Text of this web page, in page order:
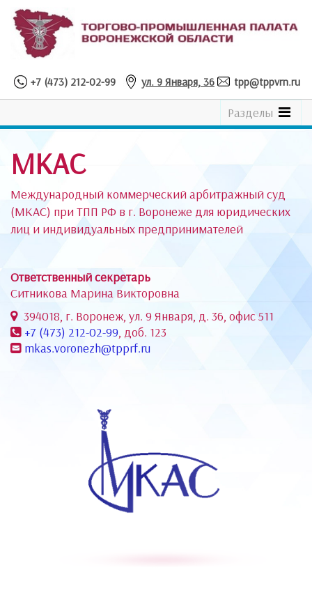
+7 (473) 212-02-99 ул. 9 Января, 36 tpp@tppvrn.ru
See
the
Разделы
МКАС
Международный коммерческий арбитражный суд
(МКАС) при ТПП РФ в г. Воронеже для юридических
лиц и индивидуальных предпринимателей
Ответственный секретарь
Ситникова Марина Викторовна
394018, г. Воронеж, ул. 9 Января, д. 36, офис 511
+7 (473) 212-02-99, доб. 123
mkas.voronezh@tpprf.ru